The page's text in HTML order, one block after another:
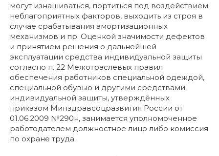
могут изнашиваться, портиться под воздействием
неблагоприятных факторов, выходить из строя в
случае срабатывания амортизационных
механизмов и пр. Оценкой значимости дефектов
и принятием решения о дальнейшей
эксплуатации средства индивидуальной защиты
согласно п. 22 Межотраслевых правил
обеспечения работников специальной одеждой,
специальной обувью и другими средствами
индивидуальной защиты, утверждённых
приказом Минздравсоцразвития России от
01.06.2009 №290н, занимается уполномоченное
работодателем должностное лицо либо комиссия
по охране труда.